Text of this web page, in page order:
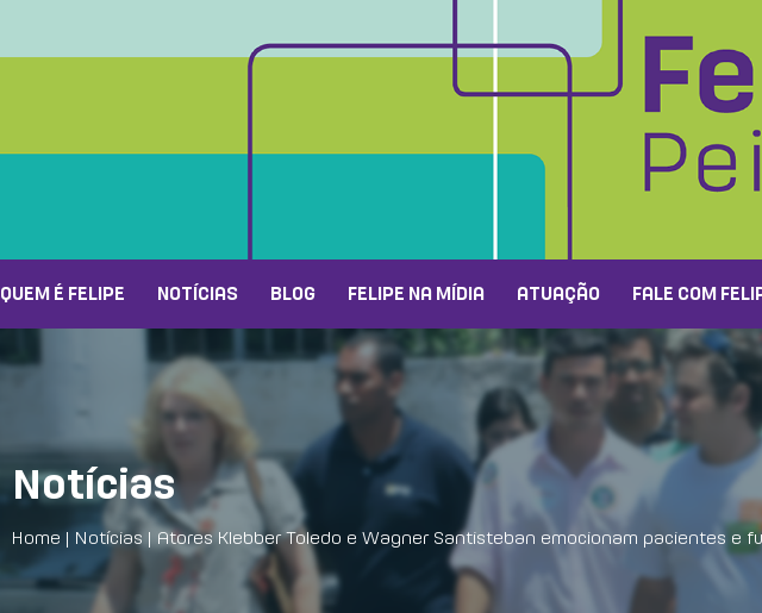
QUEM É FELIPE NOTÍCIAS BLOG FELIPE NA MÍDIA ATUAÇÃO FALE COM
Notícias
Home | Notícias | Atores Klebber Toledo e Wagner Santisteban emocionam pacientes e